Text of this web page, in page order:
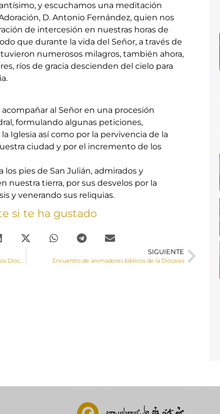
y escuchamos una meditación
D. Antonio Fernández, quien nos
de intercesión en nuestras horas de
que durante la vida del Señor, a través de
numerosos milagros, también ahora,
ríos de gracia descienden del cielo para
al Señor en una procesión
formulando algunas peticiones,
Iglesia así como por la pervivencia de la
ciudad y por el incremento de los
pies de San Julián, admirados y
nuestra tierra, por sus desvelos por la
y venerando sus reliquias.
si te ha gustado
Inaugurado el Curso Académico en los Seminarios Diocesanos
SIGUIENTE
Encuentro de animadores bíblicos de la Diócesis